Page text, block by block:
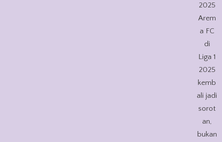
2025
Arem
a FC
di
Liga 1
2025
kemb
ali jadi
sorot
an,
bukan